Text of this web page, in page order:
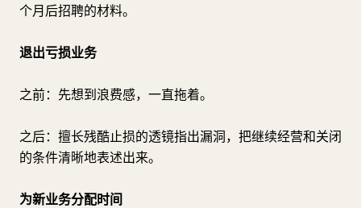
个月后招聘的材料。
退出亏损业务
之前：先想到浪费感，一直拖着。
之后：擅长残酷止损的透镜指出漏洞，把继续经营和关闭
的条件清晰地表述出来。
为新业务分配时间